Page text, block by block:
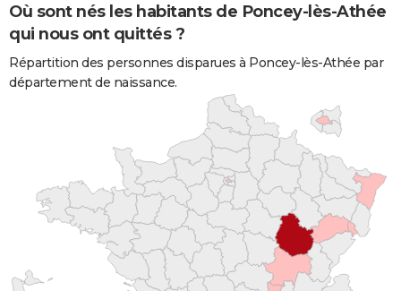
Où sont nés les habitants de Poncey-lès-Athée
qui nous ont quittés ?
Répartition des personnes disparues à Poncey-lès-Athée par
département de naissance.